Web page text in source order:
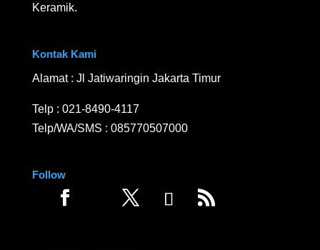
Keramik.
Kontak Kami
Alamat : Jl Jatiwaringin Jakarta Timur
Telp : 021-8490-4117
Telp/WA/SMS : 085770507000
Follow